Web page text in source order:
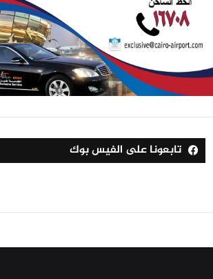
تابعونا على الفيس بوك